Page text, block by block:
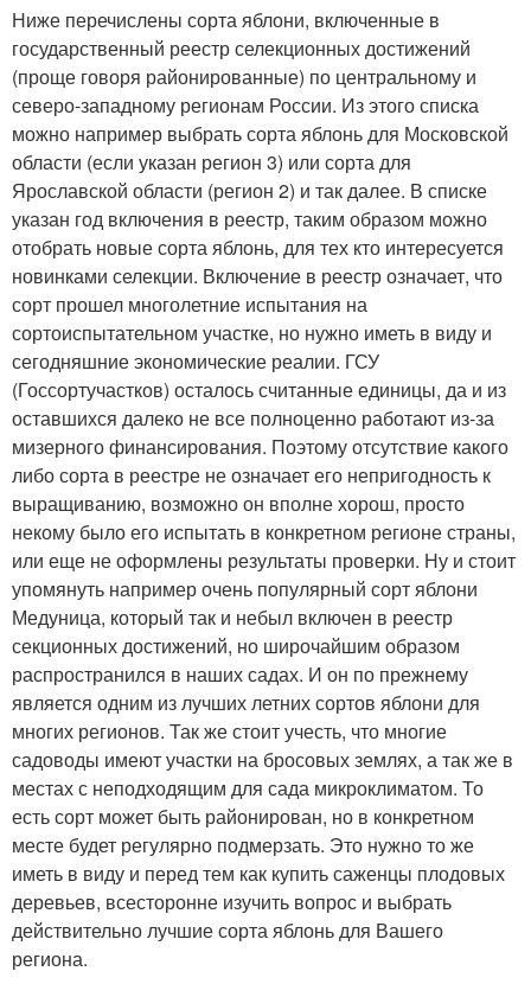
Ниже перечислены сорта яблони, включенные в
государственный реестр селекционных достижений
(проще говоря районированные) по центральному и
северо-западному регионам России. Из этого списка
можно например выбрать сорта яблонь для Московской
области (если указан регион 3) или сорта для
Ярославской области (регион 2) и так далее. В списке
указан год включения в реестр, таким образом можно
отобрать новые сорта яблонь, для тех кто интересуется
новинками селекции. Включение в реестр означает, что
сорт прошел многолетние испытания на
сортоиспытательном участке, но нужно иметь в виду и
сегодняшние экономические реалии. ГСУ
(Госсортучастков) осталось считанные единицы, да и из
оставшихся далеко не все полноценно работают из-за
мизерного финансирования. Поэтому отсутствие какого
либо сорта в реестре не означает его непригодность к
выращиванию, возможно он вполне хорош, просто
некому было его испытать в конкретном регионе страны,
или еще не оформлены результаты проверки. Ну и стоит
упомянуть например очень популярный сорт яблони
Медуница, который так и небыл включен в реестр
секционных достижений, но широчайшим образом
распространился в наших садах. И он по прежнему
является одним из лучших летних сортов яблони для
многих регионов. Так же стоит учесть, что многие
садоводы имеют участки на бросовых землях, а так же в
местах с неподходящим для сада микроклиматом. То
есть сорт может быть районирован, но в конкретном
месте будет регулярно подмерзать. Это нужно то же
иметь в виду и перед тем как купить саженцы плодовых
деревьев, всесторонне изучить вопрос и выбрать
действительно лучшие сорта яблонь для Вашего
региона.